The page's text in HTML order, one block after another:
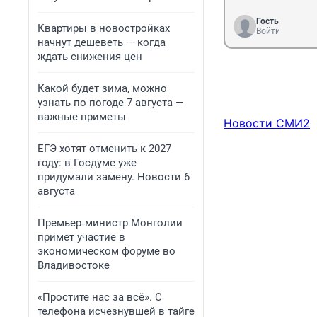
Квартиры в новостройках
начнут дешеветь — когда
ждать снижения цен
Какой будет зима, можно
узнать по погоде 7 августа —
важные приметы
ЕГЭ хотят отменить к 2027
году: в Госдуме уже
придумали замену. Новости 6
августа
Премьер‑министр Монголии
примет участие в
экономическом форуме во
Владивостоке
«Простите нас за всё». С
телефона исчезнувшей в тайге
Гость
Войти
Новости СМИ2